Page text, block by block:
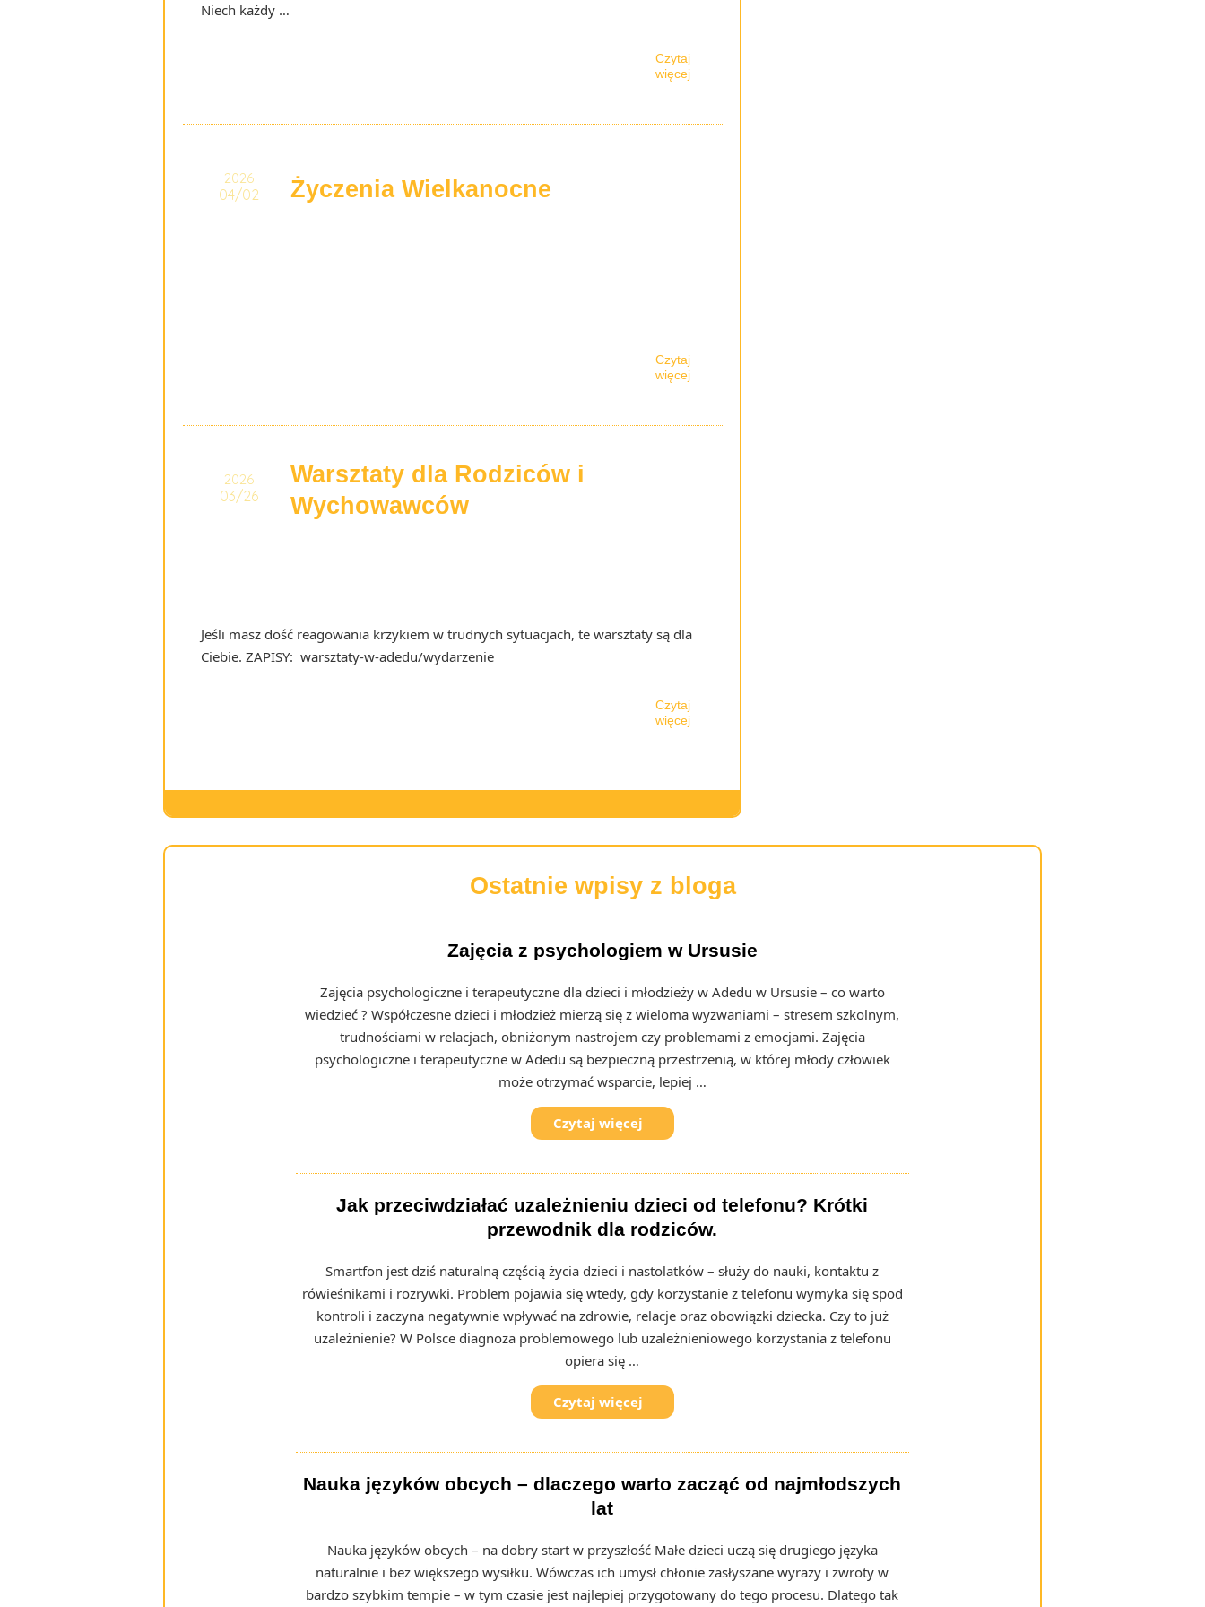
Niech każdy …
Czytaj
więcej
2026
04/02 Życzenia Wielkanocne
Czytaj
więcej
2026
03/26
Warsztaty dla Rodziców i
Wychowawców
Jeśli masz dość reagowania krzykiem w trudnych sytuacjach, te warsztaty są dla
Ciebie. ZAPISY: warsztaty-w-adedu/wydarzenie
Czytaj
więcej
Ostatnie wpisy z bloga
Zajęcia z psychologiem w Ursusie
Zajęcia psychologiczne i terapeutyczne dla dzieci i młodzieży w Adedu w Ursusie – co warto
wiedzieć ? Współczesne dzieci i młodzież mierzą się z wieloma wyzwaniami – stresem szkolnym,
trudnościami w relacjach, obniżonym nastrojem czy problemami z emocjami. Zajęcia
psychologiczne i terapeutyczne w Adedu są bezpieczną przestrzenią, w której młody człowiek
może otrzymać wsparcie, lepiej …
Czytaj więcej
Jak przeciwdziałać uzależnieniu dzieci od telefonu? Krótki
przewodnik dla rodziców.
Smartfon jest dziś naturalną częścią życia dzieci i nastolatków – służy do nauki, kontaktu z
rówieśnikami i rozrywki. Problem pojawia się wtedy, gdy korzystanie z telefonu wymyka się spod
kontroli i zaczyna negatywnie wpływać na zdrowie, relacje oraz obowiązki dziecka. Czy to już
uzależnienie? W Polsce diagnoza problemowego lub uzależnieniowego korzystania z telefonu
opiera się …
Czytaj więcej
Nauka języków obcych – dlaczego warto zacząć od najmłodszych
lat
Nauka języków obcych – na dobry start w przyszłość Małe dzieci uczą się drugiego języka
naturalnie i bez większego wysiłku. Wówczas ich umysł chłonie zasłyszane wyrazy i zwroty w
bardzo szybkim tempie – w tym czasie jest najlepiej przygotowany do tego procesu. Dlatego tak